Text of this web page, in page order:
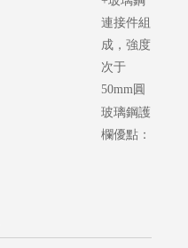
連接件組
成，強度
次于
50mm圓
管玻璃鋼
護欄，但
玻璃鋼護
欄優點：